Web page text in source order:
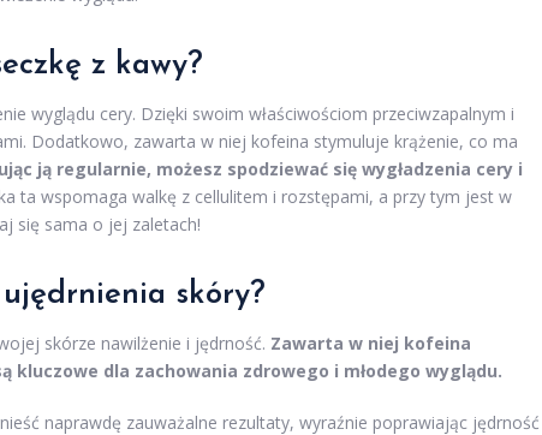
z kawy?
wyglądu cery. Dzięki swoim właściwościom przeciwzapalnym i
Dodatkowo, zawarta w niej kofeina stymuluje krążenie, co ma
ją regularnie, możesz spodziewać się wygładzenia cery i
ta wspomaga walkę z cellulitem i rozstępami, a przy tym jest w
się sama o jej zaletach!
skóry?
skórze nawilżenie i jędrność. Zawarta w niej kofeina
dla zachowania zdrowego i młodego wyglądu.
naprawdę zauważalne rezultaty, wyraźnie poprawiając jędrność